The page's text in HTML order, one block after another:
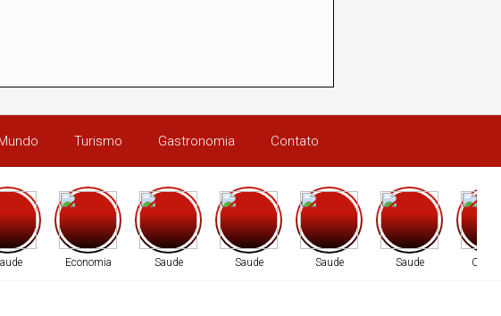
Turismo Gastronomia Contato
Economia Saude Saude Saude Saude